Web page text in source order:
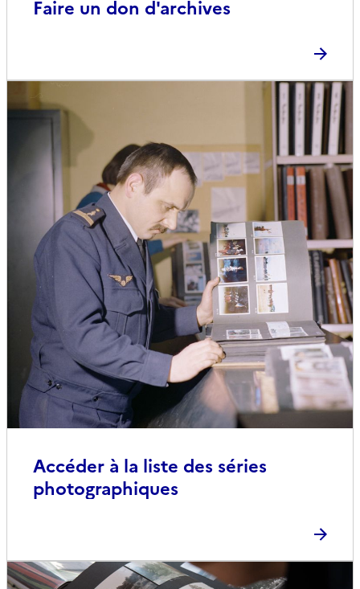
Faire un don d'archives
Accéder à la liste des séries
photographiques